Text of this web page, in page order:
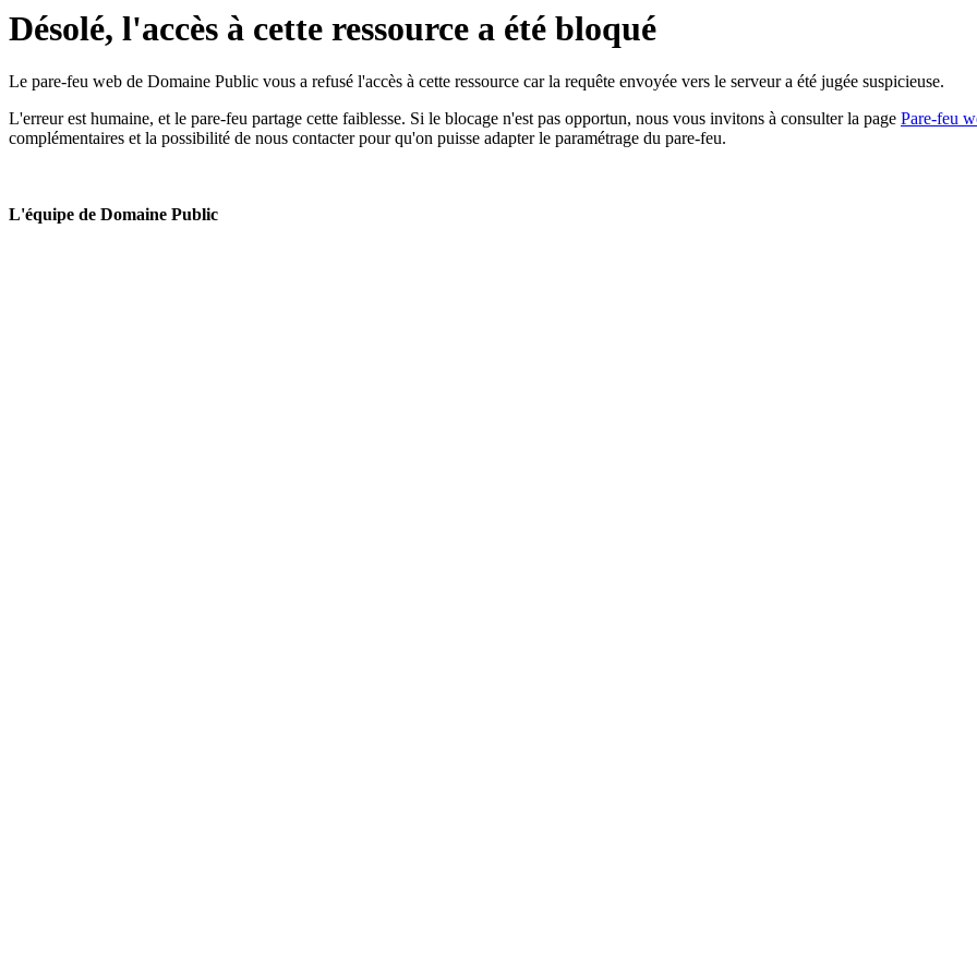
Désolé, l'accès à cette ressource a été bloqué
Le pare-feu web de Domaine Public vous a refusé l'accès à cette ressource car la requête envoyée vers le serveur a été jugée suspicieuse.
L'erreur est humaine, et le pare-feu partage cette faiblesse. Si le blocage n'est pas opportun, nous vous invitons à consulter la page Pare-feu
complémentaires et la possibilité de nous contacter pour qu'on puisse adapter le paramétrage du pare-feu.
L'équipe de Domaine Public